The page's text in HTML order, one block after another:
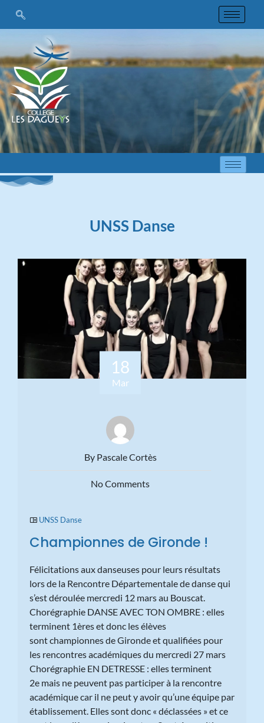
UNSS Danse
18
Mar
By Pascale Cortès
No Comments
UNSS Danse
Championnes de Gironde !
Félicitations aux danseuses pour leurs résultats
lors de la Rencontre Départementale de danse qui
s’est déroulée mercredi 12 mars au Bouscat.
Chorégraphie DANSE AVEC TON OMBRE : elles
terminent 1ères et donc les élèves
sont championnes de Gironde et qualifiées pour
les rencontres académiques du mercredi 27 mars
Chorégraphie EN DETRESSE : elles terminent
2e mais ne peuvent pas participer à la rencontre
académique car il ne peut y avoir qu’une équipe par
établissement. Elles sont donc « déclassées » et ce